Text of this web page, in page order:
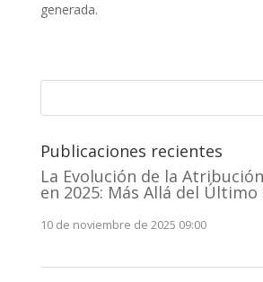
generada.
Publicaciones recientes
La Evolución de la
en 2025: Más Allá del Último
10 de noviembre de 2025 09:00